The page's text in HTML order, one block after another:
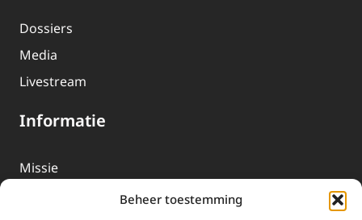
Beheer toestemming
Dossiers
Media
Livestream
Informatie
Missie